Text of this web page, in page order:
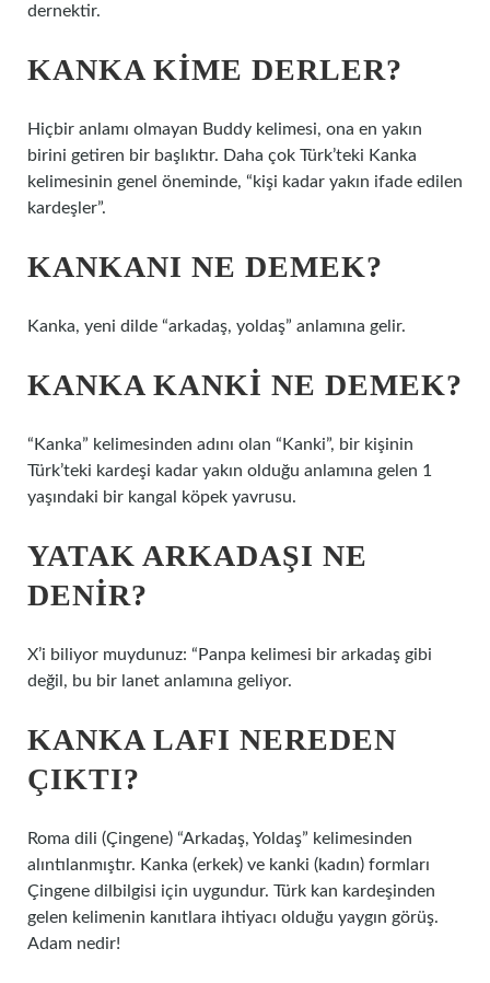
dernektir.
KANKA KIME DERLER?
Hiçbir anlamı olmayan Buddy kelimesi, ona en yakın
birini getiren bir başlıktır. Daha çok Türk’teki Kanka
kelimesinin genel öneminde, “kişi kadar yakın ifade edilen
kardeşler”.
KANKANI NE DEMEK?
Kanka, yeni dilde “arkadaş, yoldaş” anlamına gelir.
KANKA KANKI NE DEMEK?
“Kanka” kelimesinden adını olan “Kanki”, bir kişinin
Türk’teki kardeşi kadar yakın olduğu anlamına gelen 1
yaşındaki bir kangal köpek yavrusu.
YATAK ARKADAŞI NE
DENIR?
X’i biliyor muydunuz: “Panpa kelimesi bir arkadaş gibi
değil, bu bir lanet anlamına geliyor.
KANKA LAFI NEREDEN
ÇIKTI?
Roma dili (Çingene) “Arkadaş, Yoldaş” kelimesinden
alıntılanmıştır. Kanka (erkek) ve kanki (kadın) formları
Çingene dilbilgisi için uygundur. Türk kan kardeşinden
gelen kelimenin kanıtlara ihtiyacı olduğu yaygın görüş.
Adam nedir!